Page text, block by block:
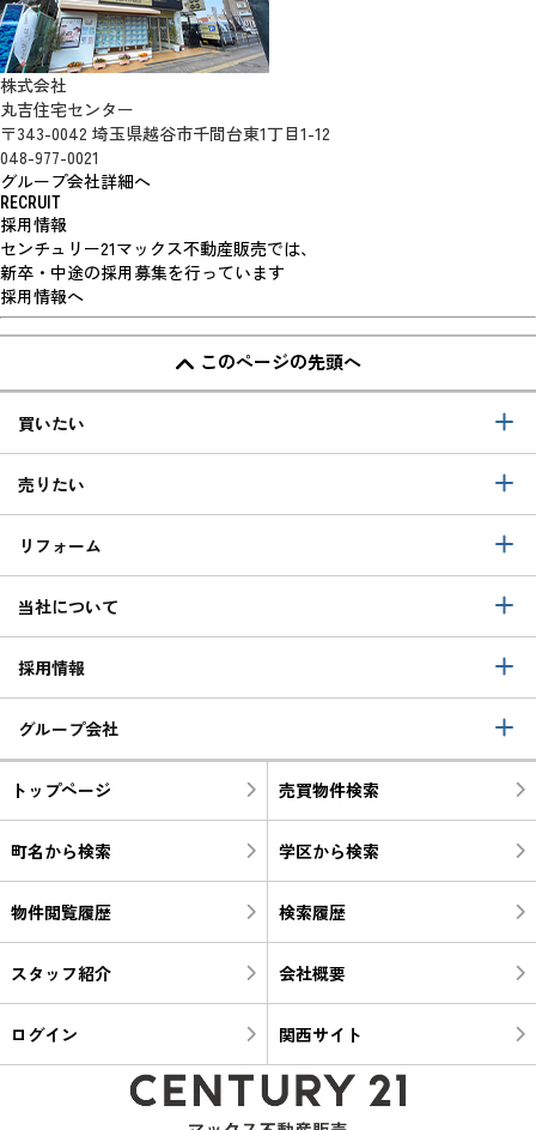
株式会社
丸吉住宅センター
〒343-0042 埼玉県越谷市千間台東1丁目1-12
048-977-0021
グループ会社詳細へ
RECRUIT
採用情報
センチュリー21マックス不動産販売では、
新卒・中途の採用募集を行っています
採用情報へ
このページの先頭へ
買いたい
売りたい
リフォーム
当社について
採用情報
グループ会社
トップページ 売買物件検索
町名から検索 学区から検索
物件閲覧履歴 検索履歴
スタッフ紹介 会社概要
ログイン 関西サイト